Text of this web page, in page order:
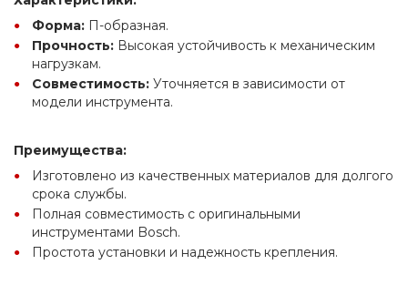
Форма: П-образная.
Прочность: Высокая устойчивость к механическим
нагрузкам.
Совместимость: Уточняется в зависимости от
модели инструмента.
Преимущества:
Изготовлено из качественных материалов для долгого
срока службы.
Полная совместимость с оригинальными
инструментами Bosch.
Простота установки и надежность крепления.